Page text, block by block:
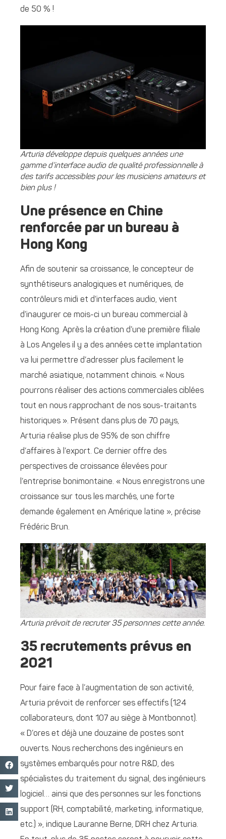
de 50 % !
Arturia développe depuis quelques années une
gamme d’interface audio de qualité professionnelle à
des tarifs accessibles pour les musiciens amateurs et
bien plus !
Une présence en Chine
renforcée par un bureau à
Hong Kong
Afin de soutenir sa croissance, le concepteur de
synthétiseurs analogiques et numériques, de
contrôleurs midi et d’interfaces audio, vient
d’inaugurer ce mois-ci un bureau commercial à
Hong Kong. Après la création d’une première filiale
à Los Angeles il y a des années cette implantation
va lui permettre d’adresser plus facilement le
marché asiatique, notamment chinois. « Nous
pourrons réaliser des actions commerciales ciblées
tout en nous rapprochant de nos sous-traitants
historiques ». Présent dans plus de 70 pays,
Arturia réalise plus de 95% de son chiffre
d’affaires à l’export. Ce dernier offre des
perspectives de croissance élevées pour
l’entreprise bonimontaine. « Nous enregistrons une
croissance sur tous les marchés, une forte
demande également en Amérique latine », précise
Frédéric Brun.
Arturia prévoit de recruter 35 personnes cette année.
35 recrutements prévus en
2021
Pour faire face à l’augmentation de son activité,
Arturia prévoit de renforcer ses effectifs (124
collaborateurs, dont 107 au siège à Montbonnot).
« D’ores et déjà une douzaine de postes sont
ouverts. Nous recherchons des ingénieurs en
systèmes embarqués pour notre R&D, des
spécialistes du traitement du signal, des ingénieurs
logiciel… ainsi que des personnes sur les fonctions
support (RH, comptabilité, marketing, informatique,
etc.) », indique Lauranne Berne, DRH chez Arturia.